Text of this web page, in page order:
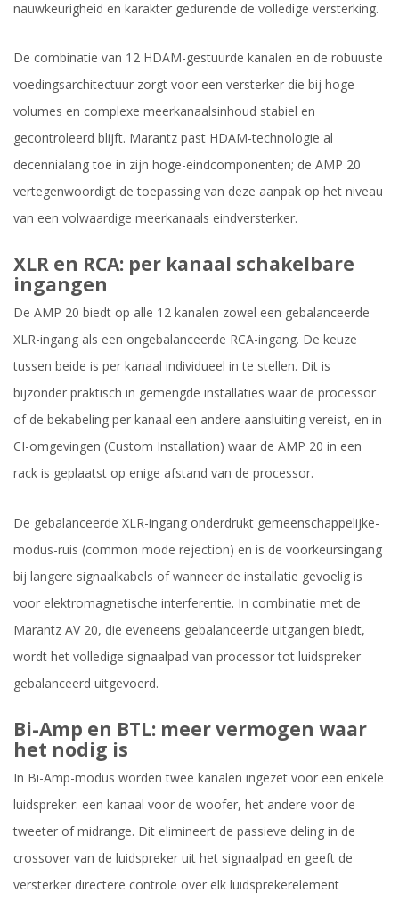
nauwkeurigheid en karakter gedurende de volledige versterking.
De combinatie van 12 HDAM-gestuurde kanalen en de robuuste
voedingsarchitectuur zorgt voor een versterker die bij hoge
volumes en complexe meerkanaalsinhoud stabiel en
gecontroleerd blijft. Marantz past HDAM-technologie al
decennialang toe in zijn hoge-eindcomponenten; de AMP 20
vertegenwoordigt de toepassing van deze aanpak op het niveau
van een volwaardige meerkanaals eindversterker.
XLR en RCA: per kanaal schakelbare
ingangen
De AMP 20 biedt op alle 12 kanalen zowel een gebalanceerde
XLR-ingang als een ongebalanceerde RCA-ingang. De keuze
tussen beide is per kanaal individueel in te stellen. Dit is
bijzonder praktisch in gemengde installaties waar de processor
of de bekabeling per kanaal een andere aansluiting vereist, en in
CI-omgevingen (Custom Installation) waar de AMP 20 in een
rack is geplaatst op enige afstand van de processor.
De gebalanceerde XLR-ingang onderdrukt gemeenschappelijke-
modus-ruis (common mode rejection) en is de voorkeursingang
bij langere signaalkabels of wanneer de installatie gevoelig is
voor elektromagnetische interferentie. In combinatie met de
Marantz AV 20, die eveneens gebalanceerde uitgangen biedt,
wordt het volledige signaalpad van processor tot luidspreker
gebalanceerd uitgevoerd.
Bi-Amp en BTL: meer vermogen waar
het nodig is
In Bi-Amp-modus worden twee kanalen ingezet voor een enkele
luidspreker: een kanaal voor de woofer, het andere voor de
tweeter of midrange. Dit elimineert de passieve deling in de
crossover van de luidspreker uit het signaalpad en geeft de
versterker directere controle over elk luidsprekerelement